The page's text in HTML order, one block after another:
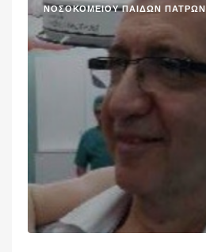
ΝΟΣΟΚΟΜΕΊΟΥ ΠΑΊΔΩΝ ΠΑΤΡΏΝ